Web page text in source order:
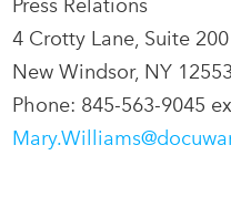
Press Relations
4 Crotty Lane, Suite 200
New Windsor, NY
Phone: 845-563-9045